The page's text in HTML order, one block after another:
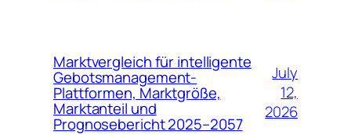
Marktvergleich für intelligente
Gebotsmanagement-
Plattformen, Marktgröße,
Marktanteil und
Prognosebericht 2025–2057
July
12,
2026